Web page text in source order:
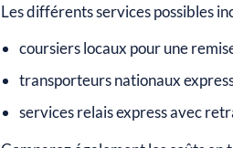
Les différents services possibles
coursiers locaux pour une
transporteurs nationaux
services relais express avec